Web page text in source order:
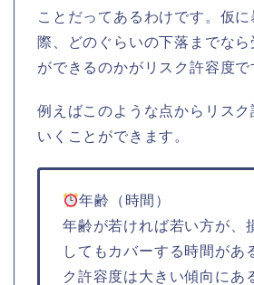
ことだってあるわけです。仮に
際、どのぐらいの下落までなら
ができるのかがリスク許容度で
例えばこのような点からリスク
いくことができます。
年齢（時間）
年齢が若ければ若い方が、
してもカバーする時間があ
ク許容度は大きい傾向にあ